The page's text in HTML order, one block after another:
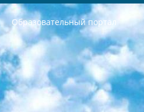
Образовательный портал
РЕСПУБЛИКА УЗБЕКИСТАН МИНИСТРЕРСТВО ДОШКОЛЬНОГО И ШКОЛЬНОГО ОБРАЗОВАНИЯ КОМАНДА в общеобразовательных учреждениях в 2023-2024 учебном году организация и проведение итоговой государственной аттестации обучающихся о Министра дошкольного и школьного образования Республики Узбекистан от 4 марта 2008 года (постановлением Минюста от 20 марта 2008 года № 1778 государственной регистрации) «Итоговое состояние учащихся общего среднего образования на основании положения об утверждении положения об аттестации общего среднего образования выпускной экзамен студентов в образовательных учреждениях в 2023-2024 учебном году В целях организации и прохождения аттестации приказываю: 1. Следующее: перечень предметов, по которым будет проводиться итоговая государственная аттестация и экзамен формы перевода согласно приложению 1; сертификаты международного образца, оценивающие уровень владения иностранными языками перечень согласно приложению 2; 2. Педагогический при специализированных образовательных учреждениях. научно-практический центр квалификации и международной оценки (Д.Давидова) 2024 г. До 25 марта: задания по предметам, по которым будет проводиться итоговая аттестация разработка и утверждение технических условий; итоговая аттестация на основании разработанного предметного задания разработка вопросов по предметам (устно и письменно), экзамен передача; общеобразовательные средние школы и специальные учебные заведения учащиеся выпускных классов школ и интернатов в агентской системе подготовка базы данных экзаменационных материалов и критериев оценки; перевод базы экзаменационных материалов на все языки обучения подать в Республиканский образовательный центр для изготовления; варианты экзаменов на основе разработанных контрольных материалов пусть будут поставлены задачи формирования. 3. Республиканский образовательный центр (Ш.Худайкулов) до 5 апреля 2024 года. до: база данных предоставленных экзаменационных материалов на все языки обучения перевод и экспертиза; для слепых, слабовидящих, глухих, слабослышащих и умственно отсталых детей учащиеся выпускных классов специализированных школ и школ-интернатов база данных экзаменационных материалов на всех преподаваемых языках подготовка критериев оценки; специализированные школы для умственно отсталых детей и технологии для учащихся выпускных классов школ-интернатов разработка соответствующих рекомендаций и критериев проведения ЕГЭ по естествознанию давать задания. 4. Педагогический при специализированных образовательных учреждениях. Научно-практический центр навыков и международной оценки (Д.Давидова), Республика образовательный центр (Худайкулов Ш.) итоговый государственный аттестационный экзамен ориентирован на творческое и логическое мышление при подготовке базы материалов учитывать введение заданий. 5. Следует отметить, что: сертификат государственного образца о знании общеобразовательного предмета и как минимум национальный уровень B1 по предметам на иностранных языках, указанным в Приложении 2. или международно признанный сертификат эквивалентного уровня студенты, изучающие определенный предмет, освобождаются от экзамена; по соответствующим предметам запланирована итоговая государственная аттестация за день до дня, путем жеребьевки Рабочей группой (в письменной форме по предметам, проводимым в форме) из числа сформированных вариантов выбрано 2 варианта; 2 выбранных варианта экзамена анонсированы на официальном сайте министерства и все выпускники по всей стране на основе этих вариантов проводит итоговую государственную аттестацию. 6. Государственное образование учащихся средних общеобразовательных учреждений. знания в соответствии с квалификационными требованиями, которые необходимо приобрести на основании стандартов итоговый (выпускной) контроль для 9 и 11 классов в целях тестирования Экзамены (далее – экзамены) состоят из предметов, перечисленных в приложении 1. будет сделано. 7. Экзамены пройдут с 26 мая по 15 июня 2024 г. (кроме науки физического воспитания). 8. Физическая для учащихся 9 классов общесредних образовательных учреждений. Экзамены по предмету «Образование, квалификация медицина» 1-6 мая 2024 года. сотрудники перевести под присмотр (с отклонениями в физическом или умственном развитии) специализированная школа для детей, школы-интернаты и со сколиозом школы-интернаты санаторного типа для больных детей исключены). 9. Он был слепым, слабовидящим и имел нарушения опорно-двигательного аппарата. экзамены в специализированных школах и интернатах для детей должны проводиться исходя из требований, предъявляемых к общеобразовательным учреждениям (физкультура кроме науки). 10. Специализированная школа для глухих и слабослышащих детей. и экзамены в интернатах и быть реализован в виде письменного теста по математике. 11. Специальность для умственно отсталых детей. Для 9 класса Родной язык и литературное письмо Государственный язык (язык обучения – узбекский). для неклассов) написано Математическое письмо Письменная/устная история Узбекистана Физическое воспитание практично Итоговый контроль Для 11 класса Написание родного языка и литературы (эссе) Математическое письмо Узбекский язык (обучение на узбекском языке) не посещающее общее среднее образование для учреждений)/Образовательное учреждение выбор письменный и устный Иностранный язык письменный/устный Письменная/устная история Узбекистана *По выбору студента:  Химия  Физика  Основы государственного права  География 10 бесплатных образовательных ресурсов - Мы составили подборку онлайн-проектов с интерактивными упражнениями, видеолекциями и статьями. Они помогут вам обрести новые и освежить старые знания бесплатно. 1. «ИНТУИТ» Старейшая образовательная площадка Рунета. Здесь вы найдёте сотни текстовых и видеокурсов на десятки различных тем — от программирования до психологии. Многие курсы подготовлены российскими университетами и крупными международными компаниями вроде Intel и Microsoft. Самостоятельное обучение бесплатное, но желающие могут оплатить услуги персональных наставников. 2. «Смартия» знакомит с актуальными профессиями и подсказывает, как им обучаться. Выбрав заинтересовавшую вас специальность — SMM-специалист, фотограф, веб-дизайнер или другую, — увидите список необходимых для неё умений. Чтобы вы могли освоить их самостоятельно, для каждого умения площадка отображает подборку ссылок на учебные материалы. Хотя «Смартия» ориентируется на русскоязычную аудиторию, часть контента всё же доступна только на английском. 3. «Лекторий Физтеха» Проект Московского физико-технического института (Физтеха). С его помощью вы можете смотреть онлайн серии лекций, записанные на видео в этом вузе. В числе доступных предметов —